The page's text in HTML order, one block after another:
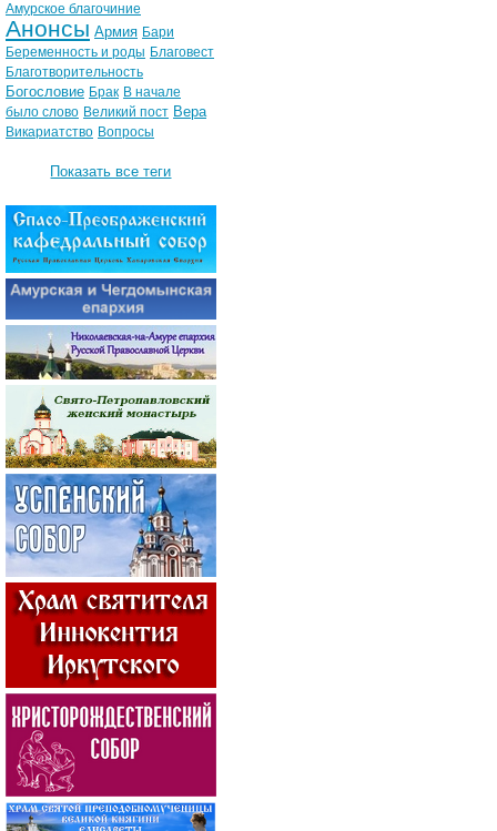
Амурское благочиние
Анонсы Армия Бари
Беременность и роды Благовест
Благотворительность
Богословие Брак В начале
было слово Великий пост Вера
Викариатство Вопросы
Показать все теги